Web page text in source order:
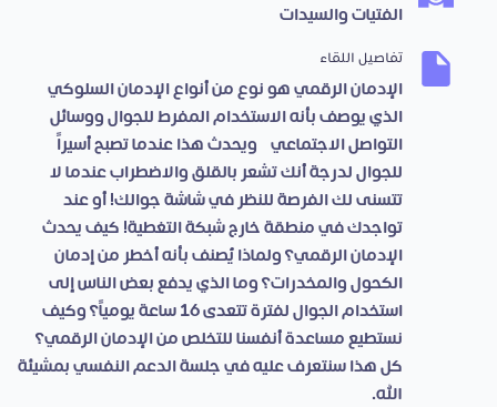
الفتيات والسيدات
تفاصيل اللقاء
الإدمان الرقمي هو نوع من أنواع الإدمان السلوكي
الذي يوصف بأنه الاستخدام المفرط للجوال ووسائل
التواصل الاجتماعي، ويحدث هذا عندما تصبح أسيراً
للجوال لدرجة أنك تشعر بالقلق والاضطراب عندما لا
تتسنى لك الفرصة للنظر في شاشة جوالك! أو عند
تواجدك في منطقة خارج شبكة التغطية! كيف يحدث
الإدمان الرقمي؟ ولماذا يُصنف بأنه أخطر من إدمان
الكحول والمخدرات؟ وما الذي يدفع بعض الناس إلى
استخدام الجوال لفترة تتعدى 16 ساعة يومياً؟ وكيف
نستطيع مساعدة أنفسنا للتخلص من الإدمان الرقمي؟
كل هذا سنتعرف عليه في جلسة الدعم النفسي بمشيئة
الله.